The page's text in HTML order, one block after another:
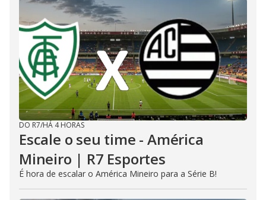
DO R7/HÁ 4 HORAS
Escale o seu time - América
Mineiro | R7 Esportes
É hora de escalar o América Mineiro para a Série B!